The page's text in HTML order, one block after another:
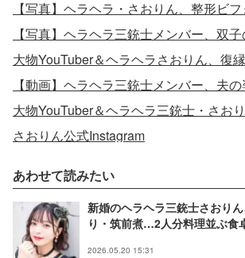
【写真】ヘラヘラ三銃士メンバー、双
大物YouTuber＆ヘラヘラさおりん、復
【動画】ヘラヘラ三銃士メンバー、夫
さおりん公式Instagram
あわせて読みたい
新婚のヘラヘラ三銃士さおり
り・筑前煮…2人分料理並ぶ食
2026.05.20 15:31